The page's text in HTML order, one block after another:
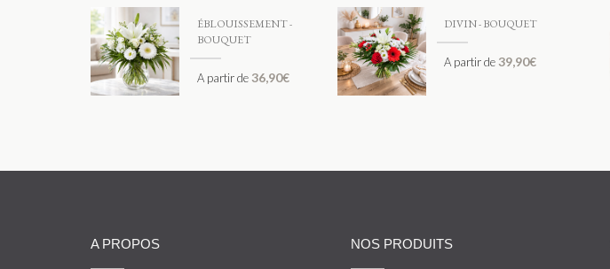
ÉBLOUISSEMENT -
BOUQUET
A partir de36,90€
DIVIN - BOUQUET
A partir de39,90€
A PROPOS NOS PRODUITS